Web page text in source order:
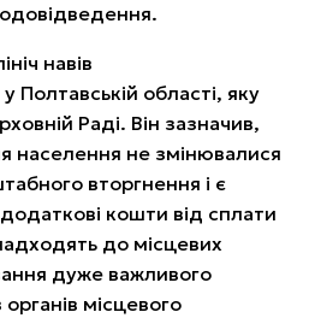
навів
Полтавській області, яку
Раді. Він зазначив,
населення не змінювалися
вторгнення і є
кошти від сплати
до місцевих
дуже важливого
місцевого